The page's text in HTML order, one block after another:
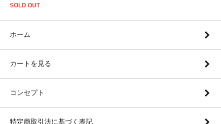
SOLD OUT
ホーム
カートを見る
コンセプト
特定商取引法に基づく表記